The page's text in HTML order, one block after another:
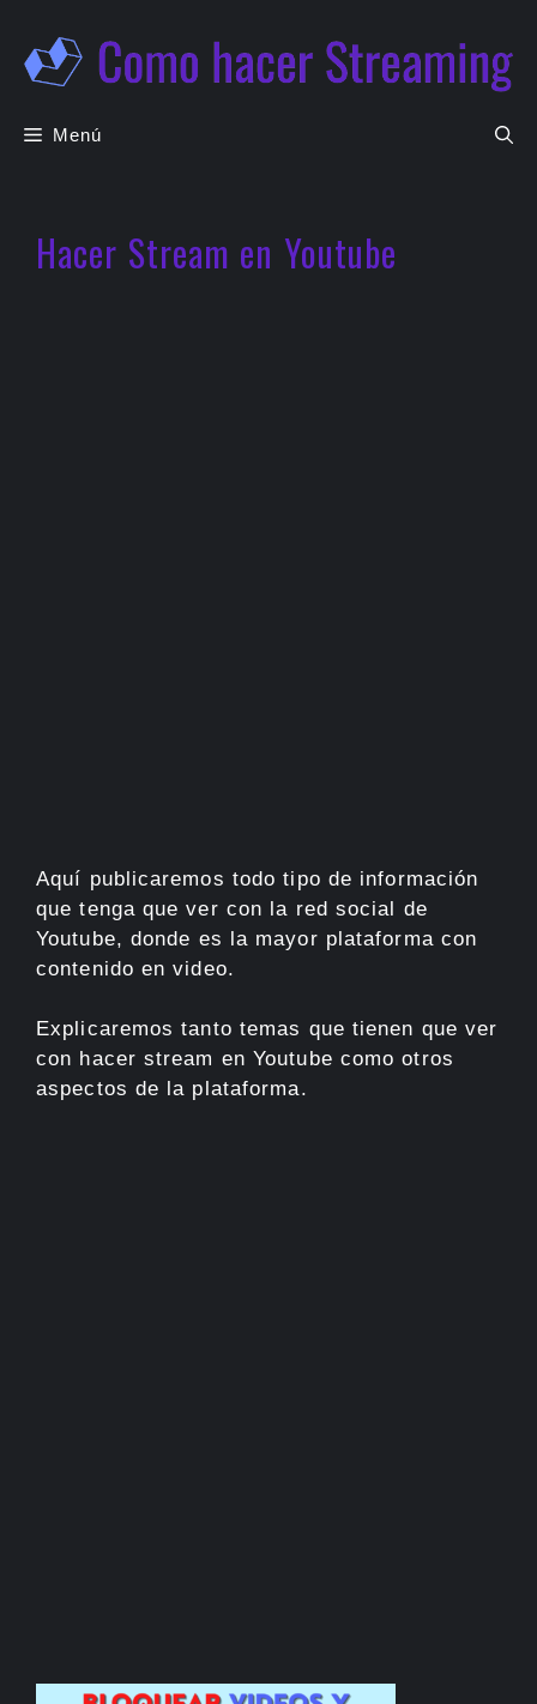
contenido
Menú
Hacer Stream en Youtube
Aquí publicaremos todo tipo de información
que tenga que ver con la red social de
Youtube, donde es la mayor plataforma con
contenido en video.
Explicaremos tanto temas que tienen que ver
con hacer stream en Youtube como otros
aspectos de la plataforma.